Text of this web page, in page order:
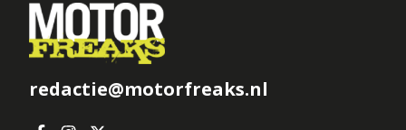
redactie@motorfreaks.nl